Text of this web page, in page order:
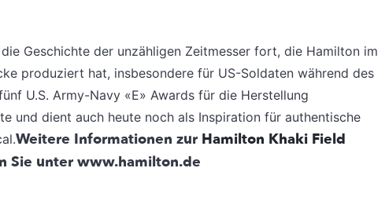
Geschichte der unzähligen Zeitmesser fort, die Hamilton im
produziert hat, insbesondere für US-Soldaten während des
U.S. Army-Navy «E» Awards für die Herstellung
und dient auch heute noch als Inspiration für authentische
Weitere Informationen zur Hamilton Khaki Field
Sie unter www.hamilton.de